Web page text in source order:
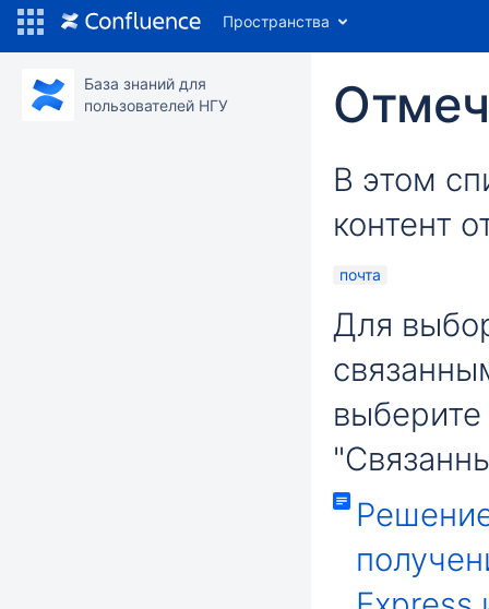
Пространства
База знаний для
пользователей НГУ
В этом
контент
почта
Для